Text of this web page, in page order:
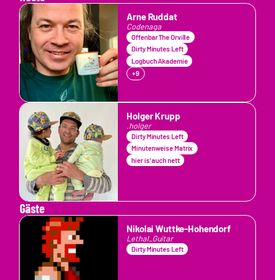
Arne Ruddat
Codenaga
Offenbar The Orville
Dirty Minutes Left
Logbuch Akademie
+9
Holger Krupp
.holger
Dirty Minutes Left
Minutenweise Matrix
hier is’ auch nett
Gäste
Nikolai Wuttke-Hohendorf
Lethal_Guitar
Dirty Minutes Left